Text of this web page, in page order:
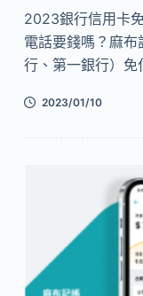
2023銀行信用卡
電話要錢嗎？麻
行、第一銀行）
2023/01/10